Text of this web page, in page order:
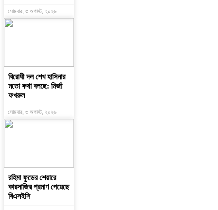
সোমবার, ৩ অগাস্ট, ২০২৬
বিরোধী দল শেখ হাসিনার
মতো কথা বলছে: মির্জা
ফখরুল
সোমবার, ৩ অগাস্ট, ২০২৬
রহিমা ফুডের শেয়ারে
কারসাজির প্রমাণ পেয়েছে
বিএসইসি